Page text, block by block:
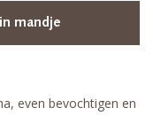
even bevochtigen en
mandje